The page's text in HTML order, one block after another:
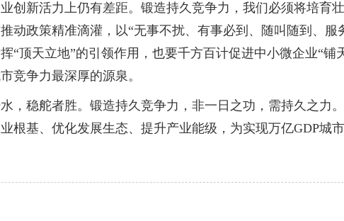
创新活力上仍有差距。锻造持久竞争力，我们必须将培育
动政策精准滴灌，以“无事不扰、有事必到、随叫随到、服
“顶天立地”的引领作用，也要千方百计促进中小微企业“
竞争力最深厚的源泉。
稳舵者胜。锻造持久竞争力，非一日之功，需持久之力
根基、优化发展生态、提升产业能级，为实现万亿GDP城